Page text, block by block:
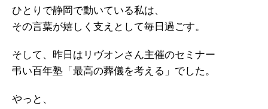
ひとりで静岡で動いている私は、
その言葉が嬉しく支えとして毎日過ごす。
そして、昨日はリヴオンさん主催のセミナー
弔い百年塾「最高の葬儀を考える」でした。
やっと、